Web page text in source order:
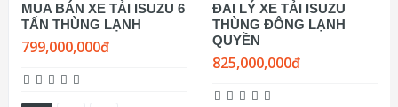
MUA BÁN XE TẢI ISUZU 6
TẤN THÙNG LẠNH
799,000,000đ
ĐAI LÝ XE TẢI ISUZU
THÙNG ĐÔNG LẠNH
QUYỀN
825,000,000đ